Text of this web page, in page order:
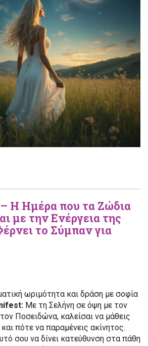
Η Ημέρα που τα Ζώδια
με την Ενέργεια της
το Σύμπαν για
ωριμότητα και δράση με σοφία
Με τη Σελήνη σε όψη με τον
Ποσειδώνα, καλείσαι να μάθεις
πότε να παραμένεις ακίνητος.
σου να δίνει κατεύθυνση στα πάθη